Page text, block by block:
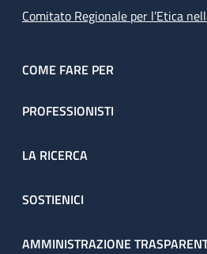
Comitato Regionale per l’Etica
COME FARE PER
PROFESSIONISTI
LA RICERCA
SOSTIENICI
AMMINISTRAZIONE